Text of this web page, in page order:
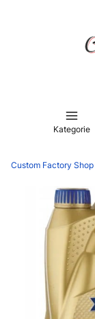
Kategorie
Custom Factory Shop